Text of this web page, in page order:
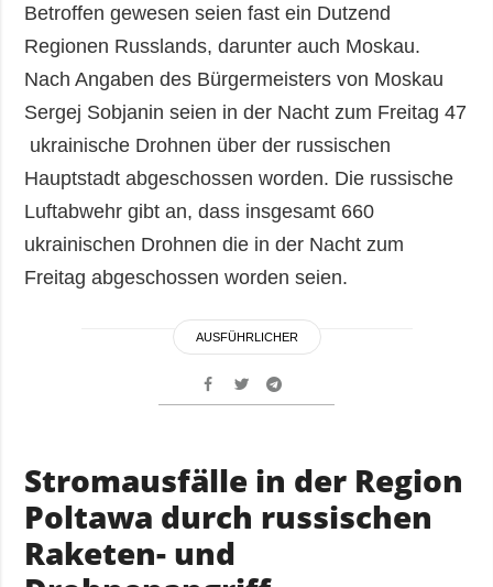
Betroffen gewesen seien fast ein Dutzend
Regionen Russlands, darunter auch Moskau.
Nach Angaben des Bürgermeisters von Moskau
Sergej Sobjanin seien in der Nacht zum Freitag 47
ukrainische Drohnen über der russischen
Hauptstadt abgeschossen worden. Die russische
Luftabwehr gibt an, dass insgesamt 660
ukrainischen Drohnen die in der Nacht zum
Freitag abgeschossen worden seien.
AUSFÜHRLICHER
Stromausfälle in der Region
Poltawa durch russischen
Raketen- und